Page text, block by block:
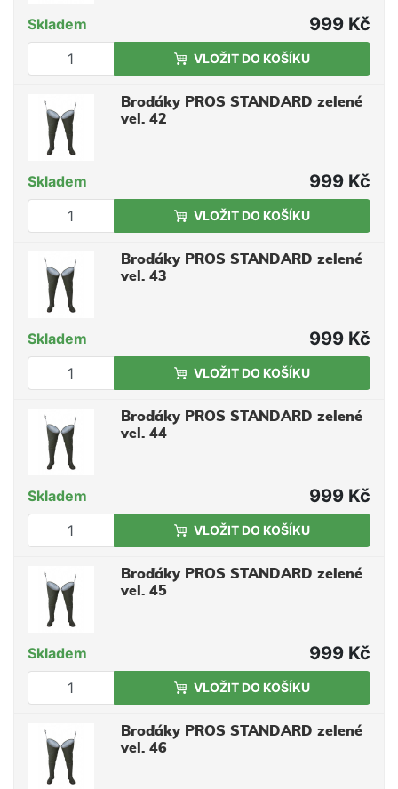
Skladem 999 Kč
VLOŽIT DO KOŠÍKU
Broďáky PROS STANDARD zelené
vel. 42
Skladem 999 Kč
VLOŽIT DO KOŠÍKU
Broďáky PROS STANDARD zelené
vel. 43
Skladem 999 Kč
VLOŽIT DO KOŠÍKU
Broďáky PROS STANDARD zelené
vel. 44
Skladem 999 Kč
VLOŽIT DO KOŠÍKU
Broďáky PROS STANDARD zelené
vel. 45
Skladem 999 Kč
VLOŽIT DO KOŠÍKU
Broďáky PROS STANDARD zelené
vel. 46